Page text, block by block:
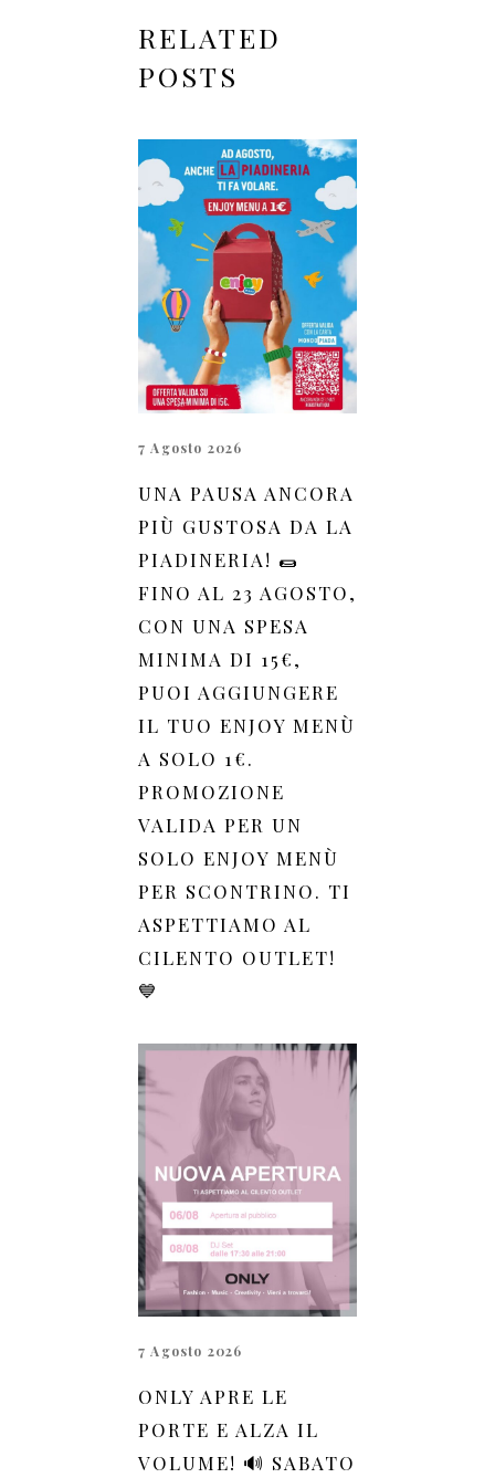
RELATED
POSTS
7 Agosto 2026
UNA PAUSA ANCORA
PIÙ GUSTOSA DA LA
PIADINERIA! 🌯
FINO AL 23 AGOSTO,
CON UNA SPESA
MINIMA DI 15€,
PUOI AGGIUNGERE
IL TUO ENJOY MENÙ
A SOLO 1€.
PROMOZIONE
VALIDA PER UN
SOLO ENJOY MENÙ
PER SCONTRINO. TI
ASPETTIAMO AL
CILENTO OUTLET!
💙
7 Agosto 2026
ONLY APRE LE
PORTE E ALZA IL
VOLUME! 🔊 SABATO